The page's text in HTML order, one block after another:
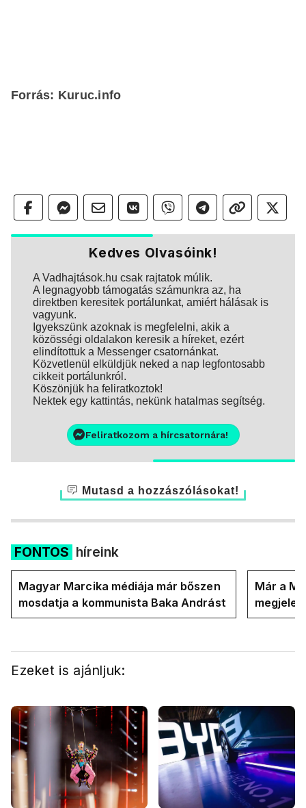
Forrás: Kuruc.info
Kedves Olvasóink!
A Vadhajtások.hu csak rajtatok múlik.
A legnagyobb támogatás számunkra az, ha
direktben keresitek portálunkat, amiért hálásak is
vagyunk.
Igyekszünk azoknak is megfelelni, akik a
közösségi oldalakon keresik a híreket, ezért
elindítottuk a Messenger csatornánkat.
Közvetlenül elküldjük neked a nap legfontosabb
cikkeit portálunkról.
Köszönjük ha feliratkoztok!
Nektek egy kattintás, nekünk hatalmas segítség.
Feliratkozom a hírcsatornára!
Mutasd a hozzászólásokat!
FONTOS híreink
Magyar Marcika médiája már bőszen
mosdatja a kommunista Baka Andrást
Már a
országot
Ezeket is ajánljuk: